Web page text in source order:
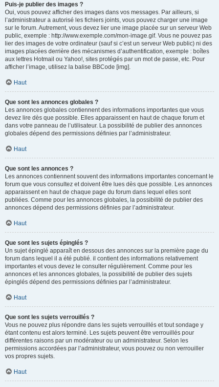
Puis-je publier des images ?
Oui, vous pouvez afficher des images dans vos messages. Par ailleurs, si
l’administrateur a autorisé les fichiers joints, vous pouvez charger une image
sur le forum. Autrement, vous devez lier une image placée sur un serveur Web
public, exemple : http://www.exemple.com/mon-image.gif. Vous ne pouvez pas
lier des images de votre ordinateur (sauf si c’est un serveur Web public) ni des
images placées derrière des mécanismes d’authentification, exemple : boîtes
aux lettres Hotmail ou Yahoo!, sites protégés par un mot de passe, etc. Pour
afficher l’image, utilisez la balise BBCode [img].
Haut
Que sont les annonces globales ?
Les annonces globales contiennent des informations importantes que vous
devez lire dès que possible. Elles apparaissent en haut de chaque forum et
dans votre panneau de l’utilisateur. La possibilité de publier des annonces
globales dépend des permissions définies par l’administrateur.
Haut
Que sont les annonces ?
Les annonces contiennent souvent des informations importantes concernant le
forum que vous consultez et doivent être lues dès que possible. Les annonces
apparaissent en haut de chaque page du forum dans lequel elles sont
publiées. Comme pour les annonces globales, la possibilité de publier des
annonces dépend des permissions définies par l’administrateur.
Haut
Que sont les sujets épinglés ?
Un sujet épinglé apparaît en dessous des annonces sur la première page du
forum dans lequel il a été publié. il contient des informations relativement
importantes et vous devez le consulter régulièrement. Comme pour les
annonces et les annonces globales, la possibilité de publier des sujets
épinglés dépend des permissions définies par l’administrateur.
Haut
Que sont les sujets verrouillés ?
Vous ne pouvez plus répondre dans les sujets verrouillés et tout sondage y
étant contenu est alors terminé. Les sujets peuvent être verrouillés pour
différentes raisons par un modérateur ou un administrateur. Selon les
permissions accordées par l’administrateur, vous pouvez ou non verrouiller
vos propres sujets.
Haut